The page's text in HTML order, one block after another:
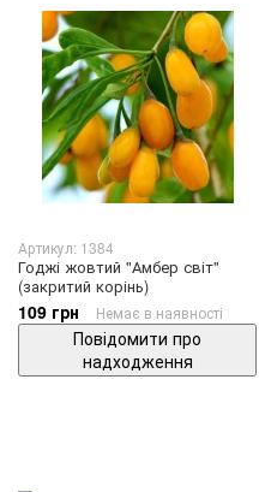
Артикул: 1384
Годжі жовтий "Амбер світ"
(закритий корінь)
109 грн Немає в наявності
Повідомити про
надходження